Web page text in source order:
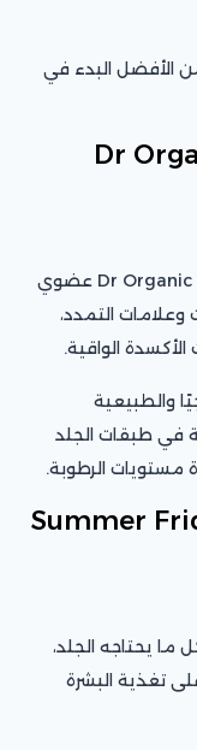
الأفضل البدء في
2- Dr
سيروم Dr Organic Vitamin E Stretch Mark Serum عضوي
التمدد،
الواقية.
والطبيعية
في طبقات الجلد
مستويات الرطوبة.
3- Summer
يحتاجه الجلد،
تغذية البشرة